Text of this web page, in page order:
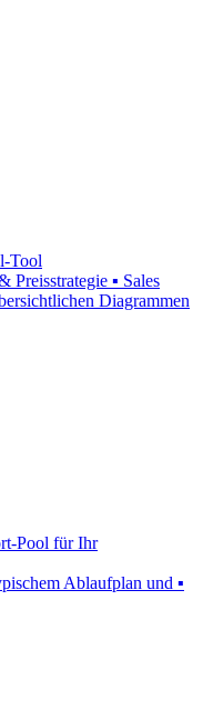
Tool
Preisstrategie ▪ Sales
Diagrammen
Pool für Ihr
Ablaufplan und ▪